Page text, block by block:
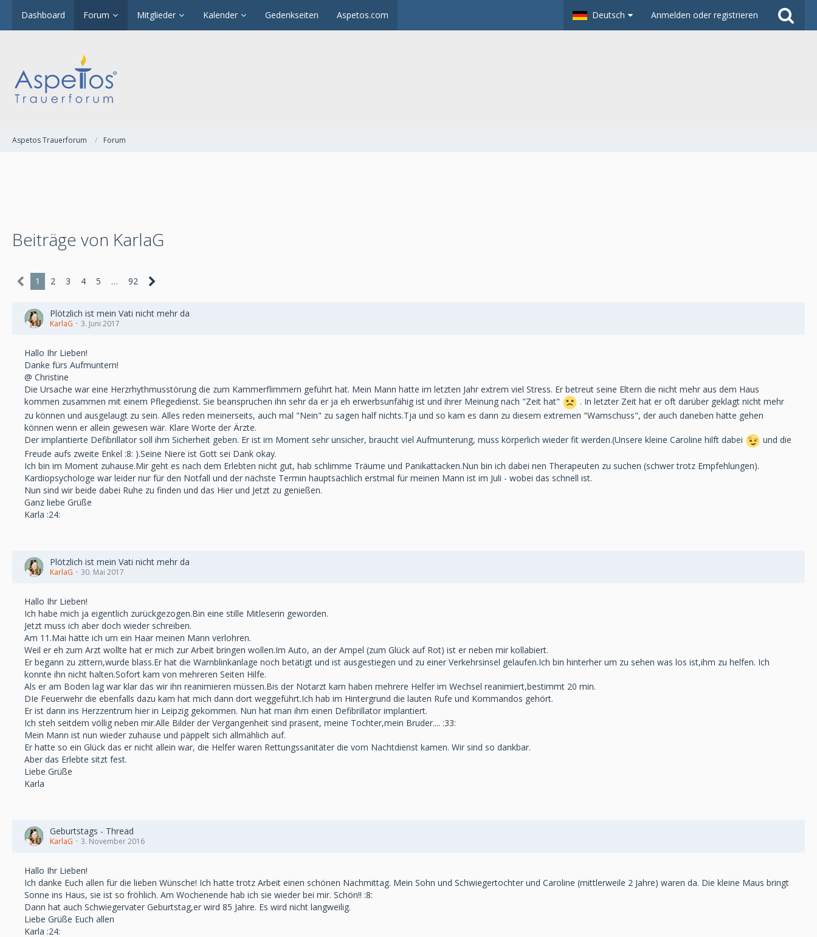
Dashboard Forum Mitglieder Kalender Gedenkseiten Aspetos.com Deutsch Anmelden oder registrieren
Aspetos Trauerforum Forum
Beiträge von KarlaG
1 2 3 4 5 … 92
Plötzlich ist mein Vati nicht mehr da
KarlaG 3. Juni 2017
Hallo Ihr Lieben!
Danke fürs Aufmuntern!
@ Christine
Die Ursache war eine Herzrhythmusstörung die zum Kammerflimmern geführt hat. Mein Mann hatte im letzten Jahr extrem viel Stress. Er betreut seine Eltern die nicht mehr aus dem Haus
kommen zusammen mit einem Pflegedienst. Sie beanspruchen ihn sehr da er ja eh erwerbsunfähig ist und ihrer Meinung nach "Zeit hat"
. In letzter Zeit hat er oft darüber geklagt nicht mehr
zu können und ausgelaugt zu sein. Alles reden meinerseits, auch mal "Nein" zu sagen half nichts.Tja und so kam es dann zu diesem extremen "Warnschuss", der auch daneben hätte gehen
können wenn er allein gewesen wär. Klare Worte der Ärzte.
Der implantierte Defibrillator soll ihm Sicherheit geben. Er ist im Moment sehr unsicher, braucht viel Aufmunterung, muss körperlich wieder fit werden.(Unsere kleine Caroline hilft dabei
und die
Freude aufs zweite Enkel :8: ).Seine Niere ist Gott sei Dank okay.
Ich bin im Moment zuhause.Mir geht es nach dem Erlebten nicht gut, hab schlimme Träume und Panikattacken.Nun bin ich dabei nen Therapeuten zu suchen (schwer trotz Empfehlungen).
Kardiopsychologe war leider nur für den Notfall und der nächste Termin hauptsächlich erstmal für meinen Mann ist im Juli - wobei das schnell ist.
Nun sind wir beide dabei Ruhe zu finden und das Hier und Jetzt zu genießen.
Ganz liebe Grüße
Karla :24:
Plötzlich ist mein Vati nicht mehr da
KarlaG 30. Mai 2017
Hallo Ihr Lieben!
Ich habe mich ja eigentlich zurückgezogen.Bin eine stille Mitleserin geworden.
Jetzt muss ich aber doch wieder schreiben.
Am 11.Mai hätte ich um ein Haar meinen Mann verlohren.
Weil er eh zum Arzt wollte hat er mich zur Arbeit bringen wollen.Im Auto, an der Ampel (zum Glück auf Rot) ist er neben mir kollabiert.
Er begann zu zittern,wurde blass.Er hat die Warnblinkanlage noch betätigt und ist ausgestiegen und zu einer Verkehrsinsel gelaufen.Ich bin hinterher um zu sehen was los ist,ihm zu helfen. Ich
konnte ihn nicht halten.Sofort kam von mehreren Seiten Hilfe.
Als er am Boden lag war klar das wir ihn reanimieren müssen.Bis der Notarzt kam haben mehrere Helfer im Wechsel reanimiert,bestimmt 20 min.
DIe Feuerwehr die ebenfalls dazu kam hat mich dann dort weggeführt.Ich hab im Hintergrund die lauten Rufe und Kommandos gehört.
Er ist dann ins Herzzentrum hier in Leipzig gekommen. Nun hat man ihm einen Defibrillator implantiert.
Ich steh seitdem völlig neben mir.Alle Bilder der Vergangenheit sind präsent, meine Tochter,mein Bruder.... :33:
Mein Mann ist nun wieder zuhause und päppelt sich allmählich auf.
Er hatte so ein Glück das er nicht allein war, die Helfer waren Rettungssanitäter die vom Nachtdienst kamen. Wir sind so dankbar.
Aber das Erlebte sitzt fest.
Liebe Grüße
Karla
Geburtstags - Thread
KarlaG 3. November 2016
Hallo Ihr Lieben!
Ich danke Euch allen für die lieben Wünsche! Ich hatte trotz Arbeit einen schönen Nachmittag. Mein Sohn und Schwiegertochter und Caroline (mittlerweile 2 Jahre) waren da. Die kleine Maus bringt
Sonne ins Haus, sie ist so fröhlich. Am Wochenende hab ich sie wieder bei mir. Schön!! :8:
Dann hat auch Schwiegervater Geburtstag,er wird 85 Jahre. Es wird nicht langweilig.
Liebe Grüße Euch allen
Karla :24: